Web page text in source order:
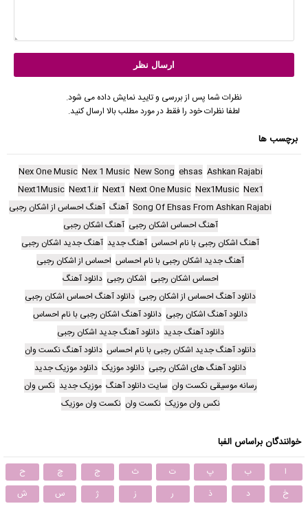
نظرات شما پس از بررسی و تایید نمایش داده می شود.
لطفا نظرات خود را فقط در مورد مطلب بالا ارسال کنید.
برچسب ها
Ashkan Rajabi
ehsas
New Song
Nex 1 Music
Nex One Music
Nex1
Nex1Music
Next One Music
Next1
Next1.ir
Next1Music
Song Of Ehsas From Ashkan Rajabi آهنگ آهنگ احساس از اشکان رجبی
آهنگ احساس اشکان رجبی آهنگ اشکان رجبی
آهنگ اشکان رجبی با نام احساس آهنگ جدید آهنگ جدید اشکان رجبی
آهنگ جدید اشکان رجبی با نام احساس احساس از اشکان رجبی
احساس اشکان رجبی اشکان رجبی دانلود آهنگ
دانلود آهنگ احساس از اشکان رجبی دانلود آهنگ احساس اشکان رجبی
دانلود آهنگ اشکان رجبی دانلود آهنگ اشکان رجبی با نام احساس
دانلود آهنگ جدید دانلود آهنگ جدید اشکان رجبی
دانلود آهنگ جدید اشکان رجبی با نام احساس دانلود آهنگ نکست وان
دانلود آهنگ های اشکان رجبی دانلود موزیک دانلود موزیک جدید
رسانه موسیقی نکست وان سایت دانلود آهنگ موزیک جدید نکس وان
نکس وان موزیک نکست وان نکست وان موزیک
خوانندگان براساس الفبا
ا ب پ ت ث ج چ
ح
خ
د ذ ر ز ژ س
ش